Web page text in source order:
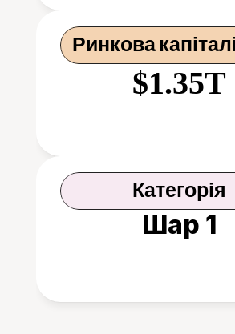
Ринкова
$1.35T
Категорія
Шар 1